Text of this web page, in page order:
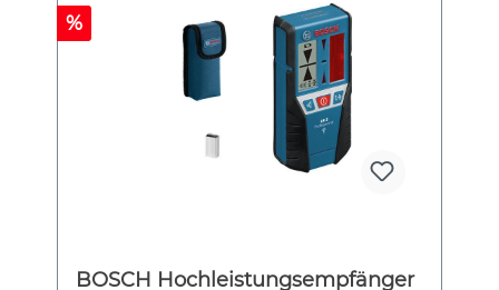
%
BOSCH Hochleistungsempfänger